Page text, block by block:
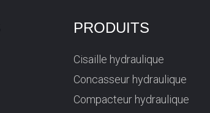
PRODUITS
Cisaille hydraulique
Concasseur hydraulique
Compacteur hydraulique